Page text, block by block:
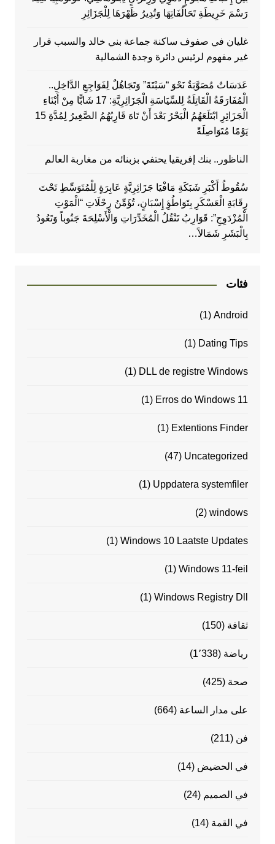
رَسْمَ خَرِيطَةِ تَحَالُفَاتِهَا وَتُدِيرُ ظَهْرَهَا لِلْجَزَائِرِ
غليان في صفوف ساكنة جماعة بني خالد والسبب قرار
غير مفهوم لرئيس دائرة وجدة الشمالية
عَدَسَاتٌ مُصَوَّبَةٌ نَحْوَ “سَبْتَةَ” وَتَجَاهُلٌ لِفَوَاجِعِ الدَّاخِلِ..
الْمُفَارَقَةُ الْقَاتِلَةُ لِلسِّيَاسَةِ الْجَزَائِرِيَّةِ: 17 شَابًّا مِنْ أَبْنَاءِ
الْجَزَائِرِ ابْتَلَعَهُمُ الْبَحْرُ بَعْدَ أَنْ تَاهَ قَارِبُهُمُ الصَّغِيرُ لِمُدَّةِ 15
يَوْمًا مُتَوَاصِلَةً
الناظور.. بنك إفريقيا يحتفي بزبنائه من مغاربة العالم
سُقُوطُ أَكْبَرِ شَبَكَةِ مَافْيَا جَزَائِرِيَّةٍ عَابِرَةٍ لِلْمُتَوَسِّطِ تَحْتَ
رِقَابَةِ الْعَسْكَرِ بِتَوَاطُؤِ إِسْبَانٍ، تُؤَمِّنُ رِحْلَاتِ “الْمَوْتِ
الْمُزْدَوِجِ”: قَوَارِبُ تَنْقُلُ الْمُخَدِّرَاتِ وَالْأَسْلِحَةَ جَنُوباً وَتَعُودُ
بِالْبَشَرِ شَمَالاً…
فئات
Android
(1)
Dating Tips
(1)
DLL de registre Windows
(1)
Erros do Windows 11
(1)
Extentions Finder
(1)
Uncategorized
(47)
Uppdatera systemfiler
(1)
windows
(2)
Windows 10 Laatste Updates
(1)
Windows 11-feil
(1)
Windows Registry Dll
(1)
ثقافة (150)
رياضة (1٬338)
صحة (425)
على مدار الساعة (664)
فن (211)
في الحضيض (14)
في الصميم (24)
في القمة (14)